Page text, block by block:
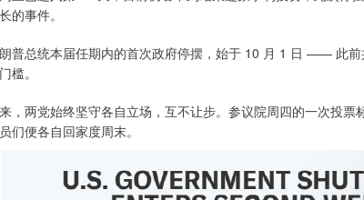
的事件。
总统本届任期内的首次政府停摆，始于 10 月 1 日 —— 此前
槛。
两党始终坚守各自立场，互不让步。参议院周四的一次投票
们便各自回家度周末。